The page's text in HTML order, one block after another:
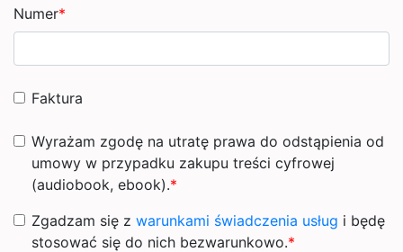
Numer*
Faktura
Wyrażam zgodę na utratę prawa do odstąpienia od
umowy w przypadku zakupu treści cyfrowej
(audiobook, ebook).*
Zgadzam się z warunkami świadczenia usług i będę
stosować się do nich bezwarunkowo.*